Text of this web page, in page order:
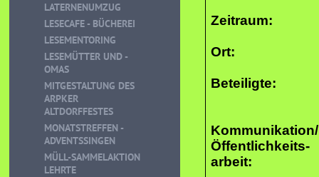
LATERNENUMZUG
LESECAFE - BÜCHEREI
LESEMENTORING
LESEMÜTTER UND -
OMAS
MITGESTALTUNG DES
ARPKER
ALTDORFFESTES
MONATSTREFFEN -
ADVENTSSINGEN
MÜLL-SAMMELAKTION
LEHRTE
Zeitraum:
Ort:
Beteiligte:
Kommunikation/
Öffentlichkeits-
arbeit: